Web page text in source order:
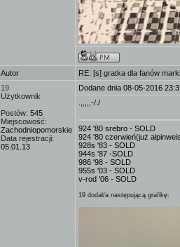
Autor
RE: [s] gratka dla fanów marki
19
Użytkownik
Postów: 545
Miejscowość:
Zachodniopomorskie
Data rejestracji:
05.01.13
Dodane dnia 08-05-2016
.,,,,,-/./
924 '80 srebro - SOLD
924 '80 czerwień(już
928s '83 - SOLD
944s '87 -SOLD
986 '98 - SOLD
955s '03 - SOLD
v-rod '06 - SOLD
19 dodał/a następującą grafikę: